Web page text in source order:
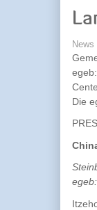
News
Die